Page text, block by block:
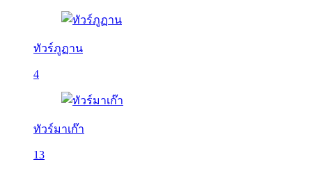
ทัวร์ภูฏาน
4
ทัวร์มาเก๊า
13